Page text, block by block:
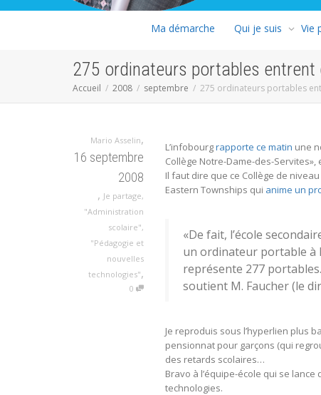
Ma démarche Qui je suis Vie
275 ordinateurs portables entrent
Accueil 2008 septembre 275 ordinateurs portables
Mario Asselin,
16 septembre
2008
, Je partage,
"Administration
scolaire",
"Pédagogie et
nouvelles
technologies",
0
L’infobourgrapporte ce matin une
Collège Notre-Dame-des-Servites»,
Il faut dire que ce Collège de
Eastern Townships qui anime un
«De fait, l’école
un ordinateur portable à
représente 277
soutient M. Faucher (le
Je reproduis sous l’hyperlien plus
pensionnat pour garçons (qui
des retards scolaires…
Bravo à l’équipe-école qui se
technologies.